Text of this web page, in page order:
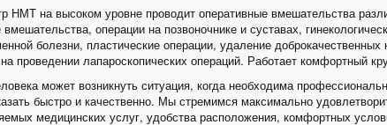
НМТ на высоком уровне проводит оперативные вмешательства
операции на позвоночнике и суставах,
болезни, пластические операции, удаление доброкачественных
проведении лапароскопических операций. Работает комфортный
может возникнуть ситуация, когда необходима
быстро и качественно. Мы стремимся максимально
медицинских услуг, удобства расположения, комфортных